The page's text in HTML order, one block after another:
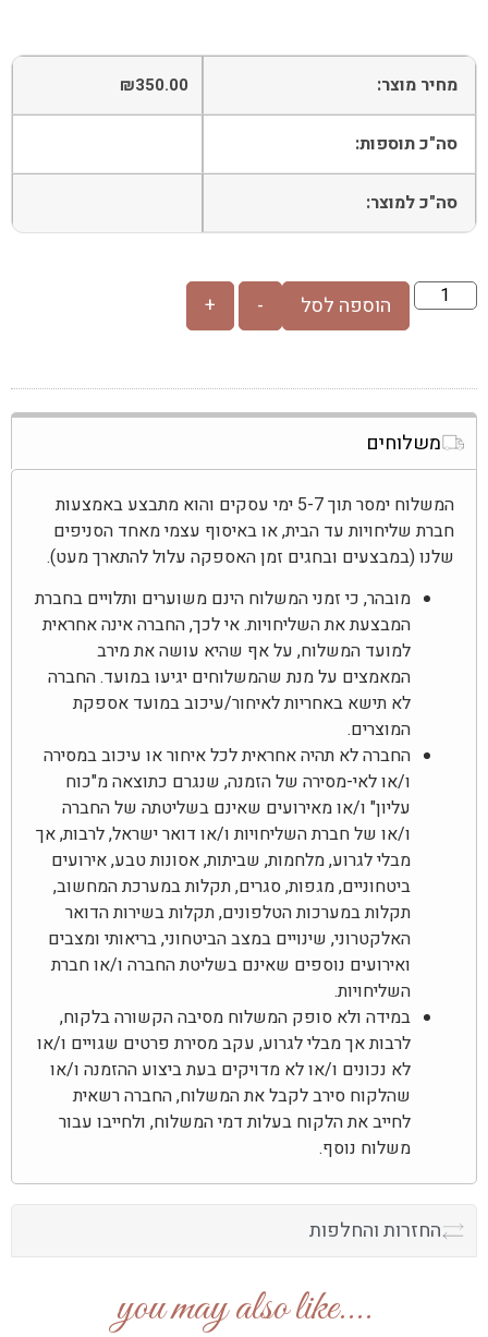
מחיר מוצר: ₪350.00
סה"כ תוספות:
סה"כ למוצר:
-
+ הוספה לסל
משלוחים
החזרות והחלפות
המשלוח ימסר תוך 5-7 ימי עסקים והוא מתבצע באמצעות
חברת שליחויות עד הבית, או באיסוף עצמי מאחד הסניפים
שלנו (במבצעים ובחגים זמן האספקה עלול להתארך מעט).
מובהר, כי זמני המשלוח הינם משוערים ותלויים בחברת
המבצעת את השליחויות. אי לכך, החברה אינה אחראית
למועד המשלוח, על אף שהיא עושה את מירב
המאמצים על מנת שהמשלוחים יגיעו במועד. החברה
לא תישא באחריות לאיחור/עיכוב במועד אספקת
המוצרים.
החברה לא תהיה אחראית לכל איחור או עיכוב במסירה
ו/או לאי-מסירה של הזמנה, שנגרם כתוצאה מ"כוח
עליון" ו/או מאירועים שאינם בשליטתה של החברה
ו/או של חברת השליחויות ו/או דואר ישראל, לרבות, אך
מבלי לגרוע, מלחמות, שביתות, אסונות טבע, אירועים
ביטחוניים, מגפות, סגרים, תקלות במערכת המחשוב,
תקלות במערכות הטלפונים, תקלות בשירות הדואר
האלקטרוני, שינויים במצב הביטחוני, בריאותי ומצבים
ואירועים נוספים שאינם בשליטת החברה ו/או חברת
השליחויות.
במידה ולא סופק המשלוח מסיבה הקשורה בלקוח,
לרבות אך מבלי לגרוע, עקב מסירת פרטים שגויים ו/או
לא נכונים ו/או לא מדויקים בעת ביצוע ההזמנה ו/או
שהלקוח סירב לקבל את המשלוח, החברה רשאית
לחייב את הלקוח בעלות דמי המשלוח, ולחייבו עבור
משלוח נוסף.
....you may also like